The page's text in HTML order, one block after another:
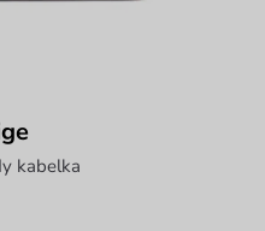
kabelka